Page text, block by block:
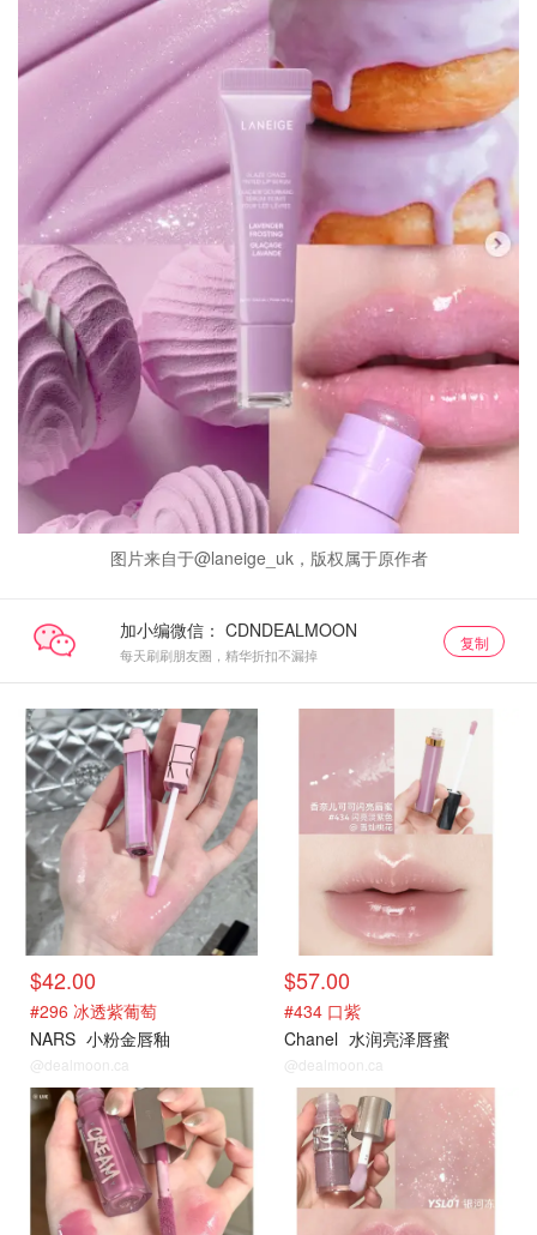
图片来自于@laneige_uk，版权属于原作者
加小编微信：
每天刷刷朋友圈，精华折扣不漏掉
复制
$42.00
#296 冰透紫葡萄
NARS 小粉金唇釉
@dealmoon.ca
$57.00
#434 口紫
Chanel 水润亮泽唇蜜
@dealmoon.ca